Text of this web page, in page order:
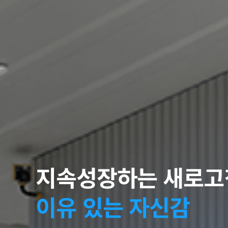
지속성장하는 새로
이유 있는 자신감
4PL 새로고침
젊은 4PL 새로고침
커스터마이징 풀필